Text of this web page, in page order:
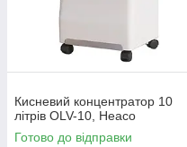
Кисневий концентратор 10
літрів OLV-10, Heaco
Готово до відправки